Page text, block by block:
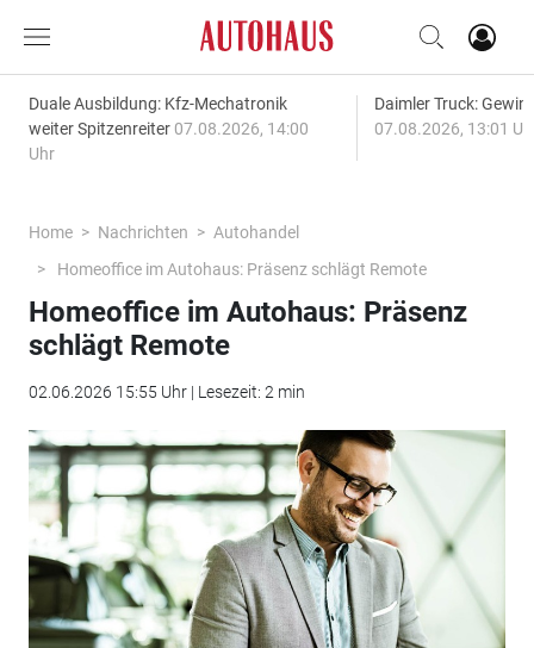
Duale Ausbildung: Kfz-Mechatronik
weiter Spitzenreiter 07.08.2026, 14:00
Uhr
Daimler Truck:
07.08.2026, 13:01
Home Nachrichten
Autohandel
Homeoffice im Autohaus: Präsenz schlägt Remote
Homeoffice im Autohaus: Präsenz
schlägt Remote
02.06.2026 15:55 Uhr | Lesezeit: 2 min